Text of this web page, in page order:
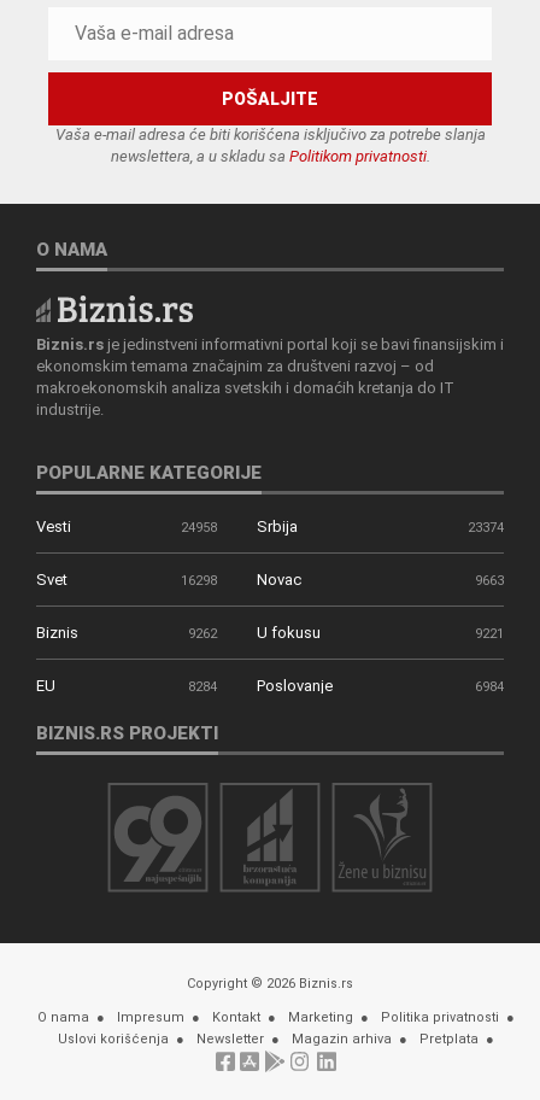
Vaša e-mail adresa će biti korišćena isključivo za potrebe slanja
newslettera, a u skladu sa Politikom privatnosti.
O NAMA
Biznis.rs je jedinstveni informativni portal koji se bavi finansijskim i
ekonomskim temama značajnim za društveni razvoj – od
makroekonomskih analiza svetskih i domaćih kretanja do IT
industrije.
POPULARNE KATEGORIJE
Vesti 24958 Srbija 23374
Svet 16298 Novac 9663
Biznis 9262 U fokusu 9221
EU 8284 Poslovanje 6984
BIZNIS.RS PROJEKTI
Copyright © 2026 Biznis.rs
O nama Impresum Kontakt Marketing
Politika privatnosti
Uslovi korišćenja
Newsletter Magazin arhiva Pretplata